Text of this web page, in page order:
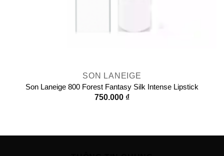
SON LANEIGE
Son Laneige 800 Forest Fantasy Silk Intense Lipstick
750.000 ₫